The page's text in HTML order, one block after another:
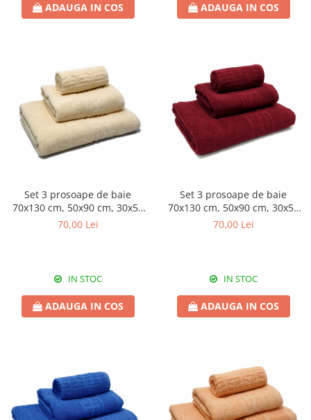
ADAUGA IN COS ADAUGA IN COS
Set 3 prosoape de baie
70x130 cm, 50x90 cm, 30x50
cm, bumbac, crem
70,00 Lei
IN STOC
ADAUGA IN COS
Set 3 prosoape de baie
70x130 cm, 50x90 cm, 30x50
cm, bumbac, grena
70,00 Lei
IN STOC
ADAUGA IN COS